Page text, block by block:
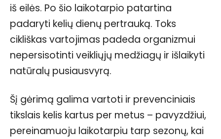
iš eilės. Po šio laikotarpio patartina
padaryti kelių dienų pertrauką. Toks
cikliškas vartojimas padeda organizmui
nepersisotinti veikliųjų medžiagų ir išlaikyti
natūralų pusiausvyrą.
Šį gėrimą galima vartoti ir prevenciniais
tikslais kelis kartus per metus – pavyzdžiui,
pereinamuoju laikotarpiu tarp sezonų, kai